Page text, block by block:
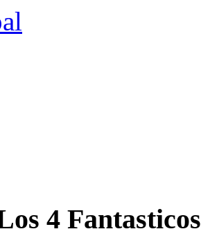
4 Fantasticos